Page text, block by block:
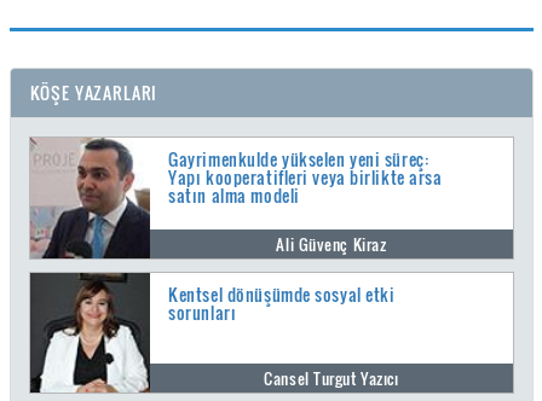
KÖŞE YAZARLARI
Gayrimenkulde yükselen yeni süreç:
Yapı kooperatifleri veya birlikte arsa
satın alma modeli
Ali Güvenç Kiraz
Kentsel dönüşümde sosyal etki
sorunları
Cansel Turgut Yazıcı